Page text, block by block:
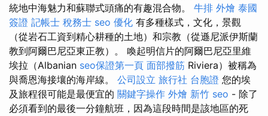
統地中海魅力和蘇聯式頭痛的有趣混合物。 牛排 外燴 泰國
簽證 記帳士 稅務士 seo 優化 有多種樣式，文化，景觀
（從岩石工資到精心耕種的土地）和宗教（從遜尼派伊斯蘭
教到阿爾巴尼亞東正教）。 喚起明信片的阿爾巴尼亞里維
埃拉（Albanian seo保證第一頁 面部撥筋 Riviera）被稱為
與喬恩海接壤的海岸線。 公司設立 旅行社 台胞證 您的埃
及旅程很可能是最便宜的 關鍵字操作 外燴 新竹 seo - 除了
必須看到的最後一分鐘航班，因為這段時間是該地區的死